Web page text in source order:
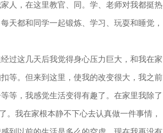
，在这里教官、同。学、老师对我都挺热
天都和同学一起锻炼、学习、玩耍和睡觉，
这几天后我觉得身心压力巨大，和我在家
等。但来到这里，使我的改变很大，我之前
等，我感觉生活变得有趣了。在家里我除了
我在家根本静不下心去认真做一件事情，